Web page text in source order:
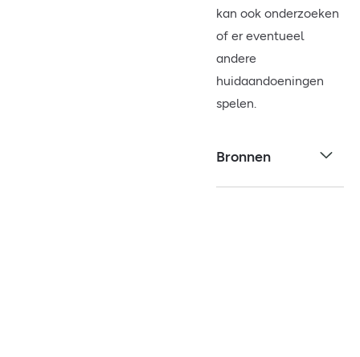
kan ook onderzoeken
of er eventueel
andere
huidaandoeningen
spelen.
Bronnen